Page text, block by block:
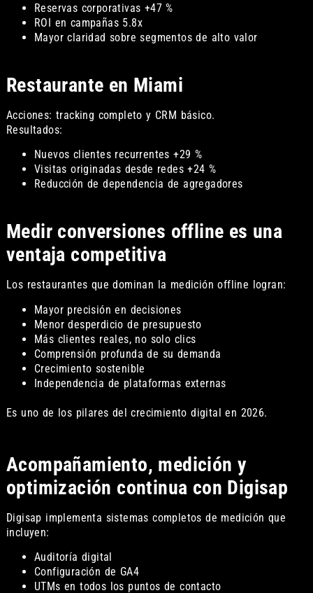
Reservas corporativas +47 %
ROI en campañas 5.8x
Mayor claridad sobre segmentos de alto valor
Restaurante en Miami
Acciones: tracking completo y CRM básico.
Resultados:
Nuevos clientes recurrentes +29 %
Visitas originadas desde redes +24 %
Reducción de dependencia de agregadores
Medir conversiones offline es una
ventaja competitiva
Los restaurantes que dominan la medición offline logran:
Mayor precisión en decisiones
Menor desperdicio de presupuesto
Más clientes reales, no solo clics
Comprensión profunda de su demanda
Crecimiento sostenible
Independencia de plataformas externas
Es uno de los pilares del crecimiento digital en 2026.
Acompañamiento, medición y
optimización continua con Digisap
Digisap implementa sistemas completos de medición que
incluyen:
Auditoría digital
Configuración de GA4
UTMs en todos los puntos de contacto